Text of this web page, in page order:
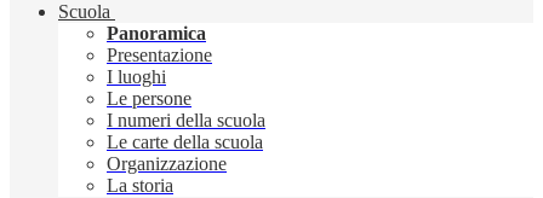
Scuola
Panoramica
Presentazione
I luoghi
Le persone
I numeri della scuola
Le carte della scuola
Organizzazione
La storia